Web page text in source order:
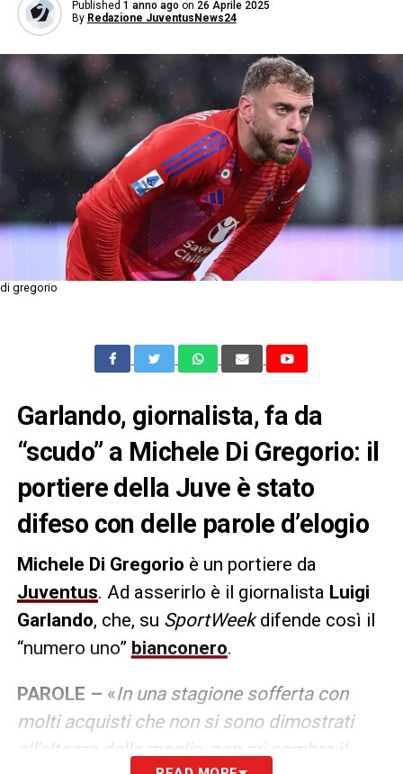
Published 1 anno ago on 26 Aprile 2025
By Redazione JuventusNews24
di gregorio
Garlando, giornalista, fa da
“scudo” a Michele Di Gregorio: il
portiere della Juve è stato
difeso con delle parole d’elogio
Michele Di Gregorio è un portiere da
Juventus. Ad asserirlo è il giornalista Luigi
Garlando, che, su SportWeekdifende così il
“numero uno” bianconero.
PAROLE – «In una stagione sofferta con
molti acquisti che non si sono dimostrati
all’altezza della maglia, non mi sembra il